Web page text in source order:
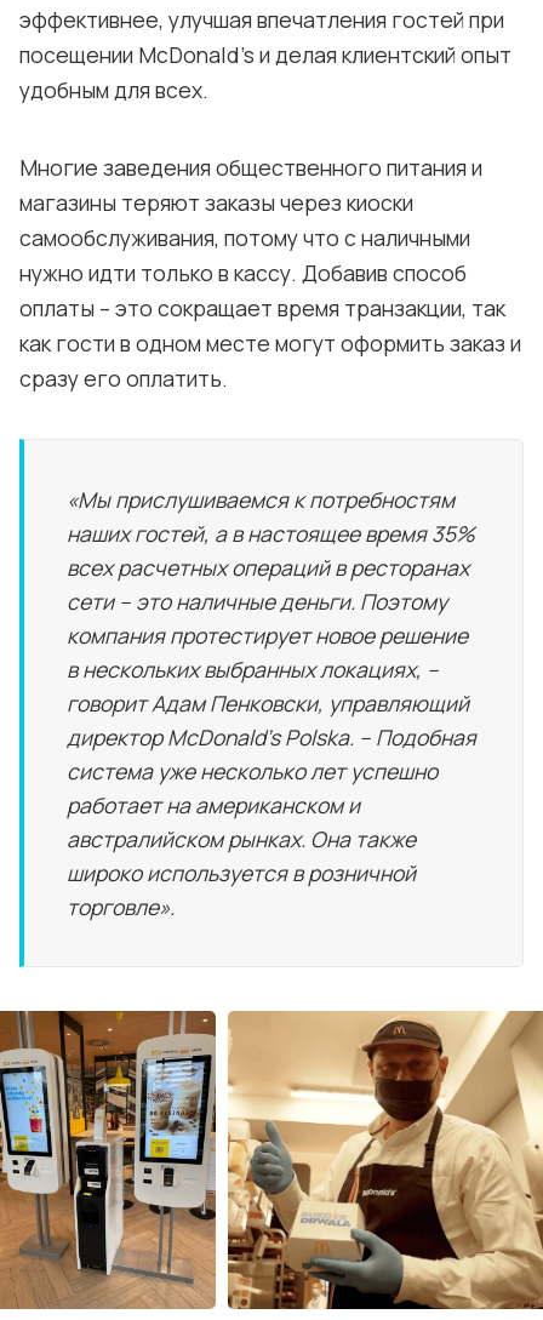
эффективнее, улучшая впечатления гостей при
посещении McDonald's и делая клиентский опыт
удобным для всех.
Многие заведения общественного питания и
магазины теряют заказы через киоски
самообслуживания, потому что с наличными
нужно идти только в кассу. Добавив способ
оплаты – это сокращает время транзакции, так
как гости в одном месте могут оформить заказ и
сразу его оплатить.
«Мы прислушиваемся к потребностям
наших гостей, а в настоящее время 35%
всех расчетных операций в ресторанах
сети – это наличные деньги. Поэтому
компания протестирует новое решение
в нескольких выбранных локациях, –
говорит Адам Пенковски, управляющий
директор McDonald's Polska. – Подобная
система уже несколько лет успешно
работает на американском и
австралийском рынках. Она также
широко используется в розничной
торговле».